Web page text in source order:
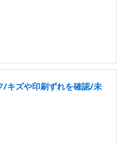
/キズや印刷ずれを確認/未